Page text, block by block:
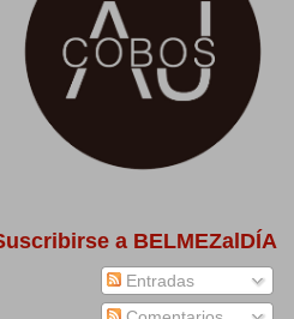
a BELMEZalDÍA
Entradas